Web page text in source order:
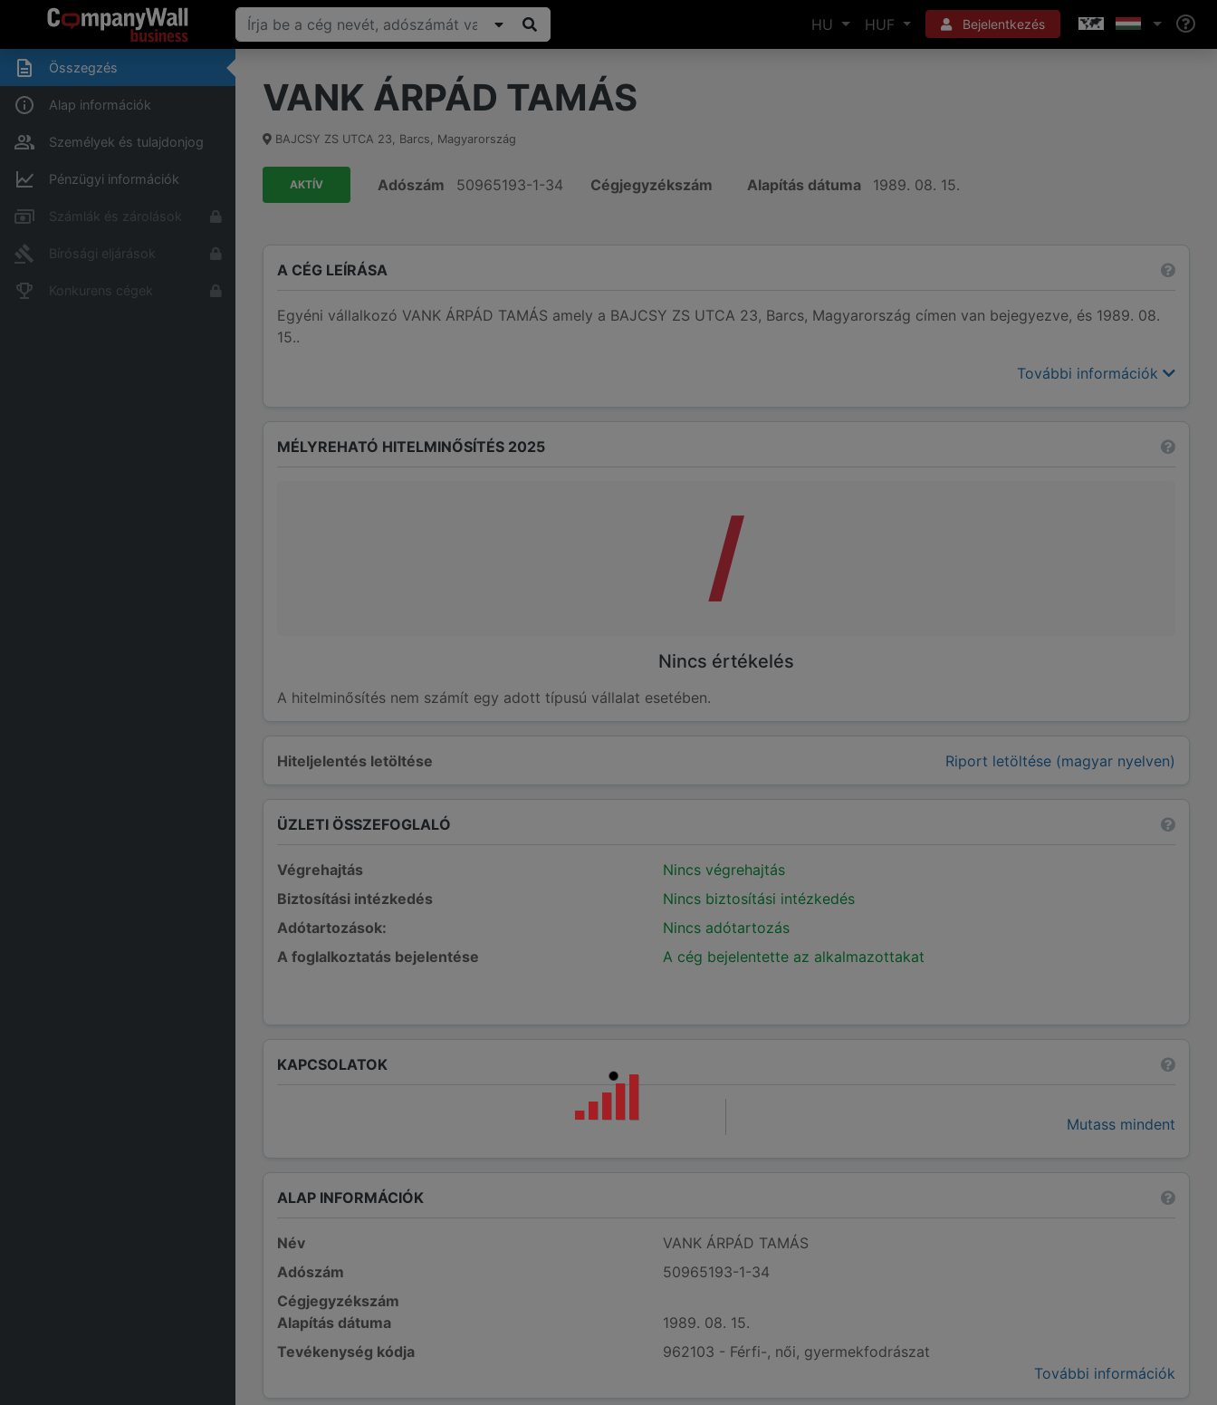
HU HUF Bejelentkezés
Összegzés
Alap információk
Személyek és tulajdonjog
Pénzügyi információk
Számlák és zárolások
Bírósági eljárások
Konkurens cégek
VANK ÁRPÁD TAMÁS
BAJCSY ZS UTCA 23, Barcs, Magyarország
AKTÍV Adószám 50965193-1-34 Cégjegyzékszám Alapítás dátuma 1989. 08. 15.
A CÉG LEÍRÁSA
Egyéni vállalkozó VANK ÁRPÁD TAMÁS amely a BAJCSY ZS UTCA 23, Barcs, Magyarország címen van bejegyezve, és 1989. 08.
15..
További információk
Hiteljelentés letöltése Riport letöltése (magyar nyelven)
MÉLYREHATÓ HITELMINŐSÍTÉS 2025
/
Nincs értékelés
A hitelminősítés nem számít egy adott típusú vállalat esetében.
ÜZLETI ÖSSZEFOGLALÓ
Végrehajtás
Nincs végrehajtás
Biztosítási intézkedés
Nincs biztosítási intézkedés
Adótartozások:
Nincs adótartozás
A foglalkoztatás bejelentése
A cég bejelentette az alkalmazottakat
KAPCSOLATOK
Mutass mindent
ALAP INFORMÁCIÓK
Név
VANK ÁRPÁD TAMÁS
Adószám
50965193-1-34
Cégjegyzékszám
Alapítás dátuma
1989. 08. 15.
Tevékenység kódja
962103 - Férfi-, női, gyermekfodrászat
További információk